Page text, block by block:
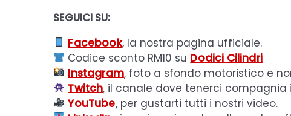
SEGUICI SU:
Facebook, la nostra pagina ufficiale.
Codice sconto RM10 su Dodici Cilindri
Instagram, foto a sfondo motoristico e
Twitch, il canale dove tenerci compagnia
YouTube, per gustarti tutti i nostri video.